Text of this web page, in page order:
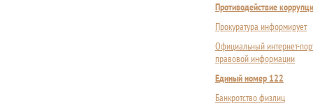
Противодействие
Прокуратура информирует
Официальный интернет-
правовой информации
Единый номер 122
Банкротство физлиц